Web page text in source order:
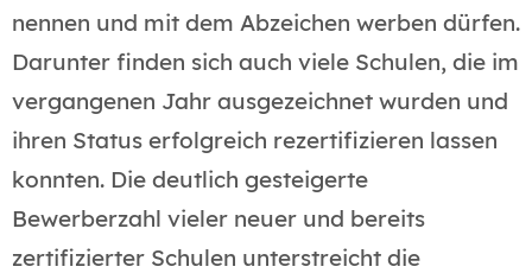
nennen und mit dem Abzeichen werben dürfen.
Darunter finden sich auch viele Schulen, die im
vergangenen Jahr ausgezeichnet wurden und
ihren Status erfolgreich rezertifizieren lassen
konnten. Die deutlich gesteigerte
Bewerberzahl vieler neuer und bereits
zertifizierter Schulen unterstreicht die